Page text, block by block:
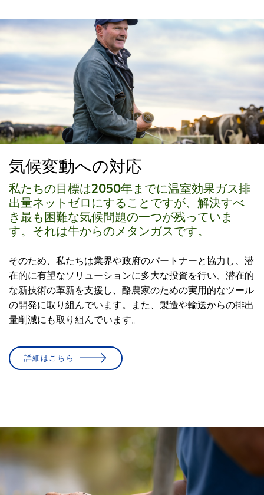
気候変動への対応
私たちの目標は2050年までに温室効果ガス排
出量ネットゼロにすることですが、解決すべ
き最も困難な気候問題の一つが残っていま
す。それは牛からのメタンガスです。
そのため、私たちは業界や政府のパートナーと協力し、潜
在的に有望なソリューションに多大な投資を行い、潜在的
な新技術の革新を支援し、酪農家のための実用的なツール
の開発に取り組んでいます。また、製造や輸送からの排出
量削減にも取り組んでいます。
詳細はこちら